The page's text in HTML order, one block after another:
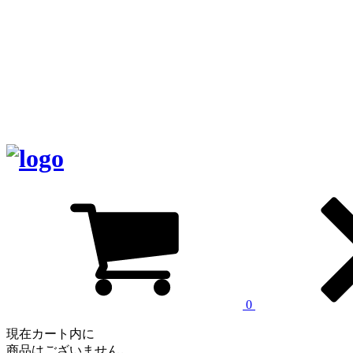
0
現在カート内に
商品はございません。